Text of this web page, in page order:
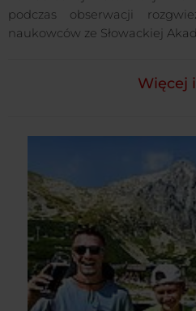
podczas obserwacji
naukowców ze Słowackiej
Więcej